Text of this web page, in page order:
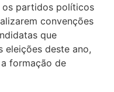
os partidos políticos
convenções
que
eleições deste ano,
formação de